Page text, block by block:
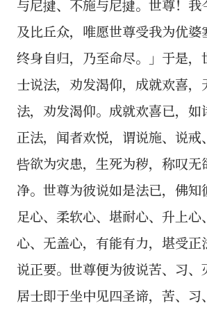
与尼揵、不施与尼揵。世尊！我
及比丘众，唯愿世尊受我为优婆
终身自归，乃至命尽。」于是，
士说法，劝发渴仰，成就欢喜，
法，劝发渴仰。成就欢喜已，如
正法，闻者欢悦，谓说施、说戒
呰欲为灾患，生死为秽，称叹无
净。世尊为彼说如是法已，佛知
足心、柔软心、堪耐心、升上
心、无盖心，有能有力，堪受正
说正要。世尊便为彼说苦、习、
居士即于坐中见四圣谛，苦、习